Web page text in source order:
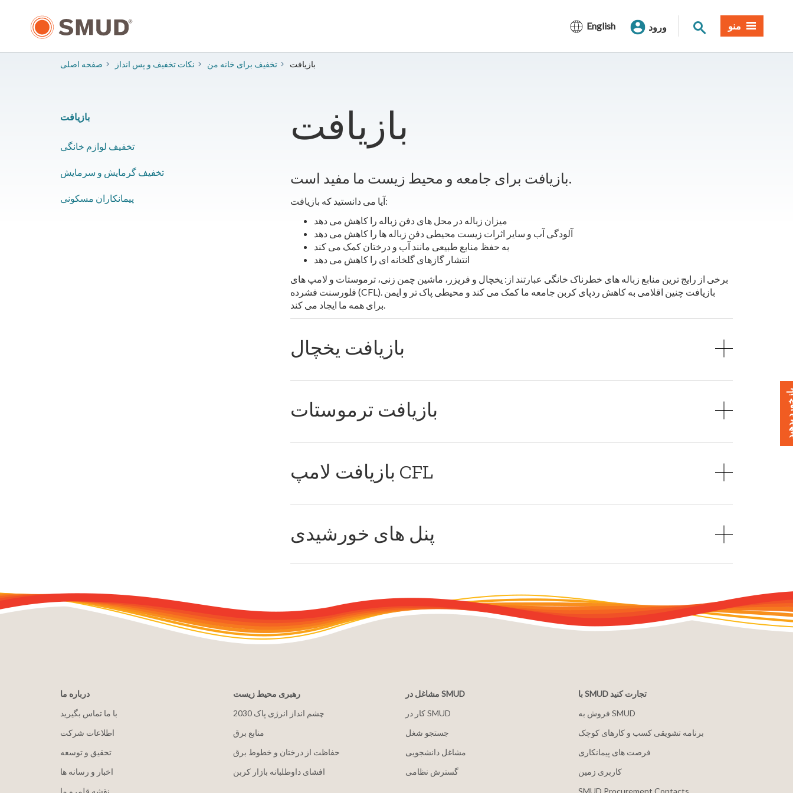
English ورود جستجوی سایت
منو
صفحه اصلی ​​نکات تخفیف و پس انداز تخفیف برای خانه من بازیافت
بازیافت
بازیافت برای جامعه و محیط زیست ما مفید است.
آیا می دانستید که بازیافت:
میزان زباله در محل های دفن زباله را کاهش می دهد
آلودگی آب و سایر اثرات زیست محیطی دفن زباله ها را کاهش می دهد
به حفظ منابع طبیعی مانند آب و درختان کمک می کند
انتشار گازهای گلخانه ای را کاهش می دهد
برخی از رایج ترین منابع زباله های خطرناک خانگی عبارتند از: یخچال و فریزر، ماشین چمن زنی، ترموستات و لامپ های
فلورسنت فشرده (CFL). بازیافت چنین اقلامی به کاهش ردپای کربن جامعه ما کمک می کند و محیطی پاک تر و ایمن
برای همه ما ایجاد می کند.
بازیافت یخچال
بازیافت ترموستات
بازیافت لامپ CFL
پنل های خورشیدی
بازیافت
​تخفیف لوازم خانگی
تخفیف گرمایش و سرمایش
​پیمانکاران مسکونی
درباره ما
با ما تماس بگیرید
اطلاعات شرکت
تحقیق و توسعه
اخبار و رسانه ها
نقشه قلمرو ما
رهبری محیط زیست
2030 چشم انداز انرژی پاک
منابع برق
حفاظت از درختان و خطوط برق
افشای داوطلبانه بازار کربن
مشاغل در SMUD
کار در SMUD
جستجو شغل
مشاغل دانشجویی
گسترش نظامی
با SMUD تجارت کنید
فروش به SMUD
برنامه تشویقی کسب و کارهای کوچک
فرصت های پیمانکاری
کاربری زمین
SMUD Procurement Contacts